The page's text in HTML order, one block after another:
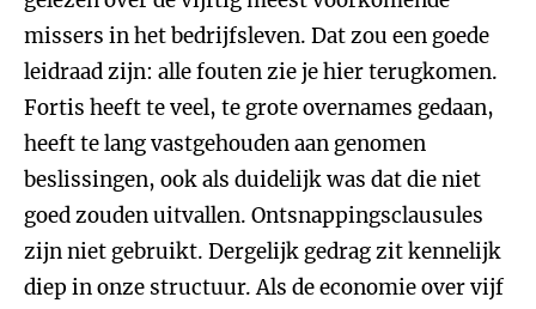
missers in het bedrijfsleven. Dat zou een goede
leidraad zijn: alle fouten zie je hier terugkomen.
Fortis heeft te veel, te grote overnames gedaan,
heeft te lang vastgehouden aan genomen
beslissingen, ook als duidelijk was dat die niet
goed zouden uitvallen. Ontsnappingsclausules
zijn niet gebruikt. Dergelijk gedrag zit kennelijk
diep in onze structuur. Als de economie over vijf